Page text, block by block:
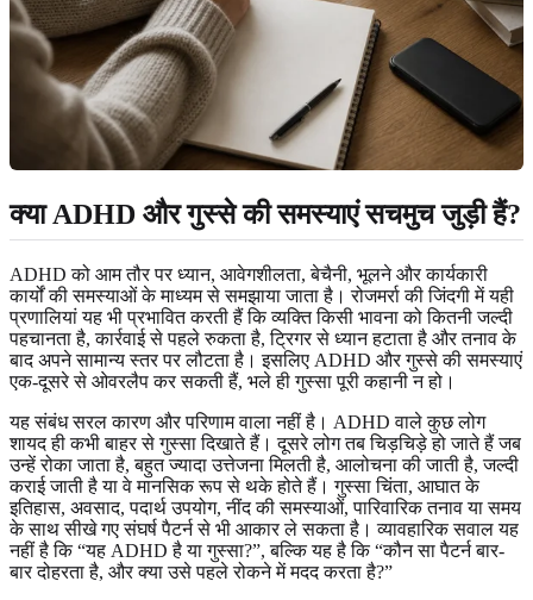
क्या ADHD और गुस्से की समस्याएं सचमुच जुड़ी हैं?
ADHD को आम तौर पर ध्यान, आवेगशीलता, बेचैनी, भूलने और कार्यकारी
कार्यों की समस्याओं के माध्यम से समझाया जाता है। रोजमर्रा की जिंदगी में यही
प्रणालियां यह भी प्रभावित करती हैं कि व्यक्ति किसी भावना को कितनी जल्दी
पहचानता है, कार्रवाई से पहले रुकता है, ट्रिगर से ध्यान हटाता है और तनाव के
बाद अपने सामान्य स्तर पर लौटता है। इसलिए ADHD और गुस्से की समस्याएं
एक-दूसरे से ओवरलैप कर सकती हैं, भले ही गुस्सा पूरी कहानी न हो।
यह संबंध सरल कारण और परिणाम वाला नहीं है। ADHD वाले कुछ लोग
शायद ही कभी बाहर से गुस्सा दिखाते हैं। दूसरे लोग तब चिड़चिड़े हो जाते हैं जब
उन्हें रोका जाता है, बहुत ज्यादा उत्तेजना मिलती है, आलोचना की जाती है, जल्दी
कराई जाती है या वे मानसिक रूप से थके होते हैं। गुस्सा चिंता, आघात के
इतिहास, अवसाद, पदार्थ उपयोग, नींद की समस्याओं, पारिवारिक तनाव या समय
के साथ सीखे गए संघर्ष पैटर्न से भी आकार ले सकता है। व्यावहारिक सवाल यह
नहीं है कि “यह ADHD है या गुस्सा?”, बल्कि यह है कि “कौन सा पैटर्न बार-
बार दोहरता है, और क्या उसे पहले रोकने में मदद करता है?”